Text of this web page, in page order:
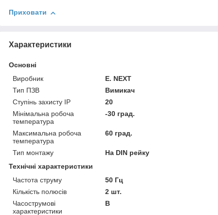
Приховати
Характеристики
Основні
Виробник
E. NEXT
Тип ПЗВ
Вимикач
Ступінь захисту IP
20
Мінімальна робоча
температура
-30 град.
Максимальна робоча
температура
60 град.
Тип монтажу
На DIN рейку
Технічні характеристики
Частота струму
50 Гц
Кількість полюсів
2 шт.
Часострумові
характеристики
B